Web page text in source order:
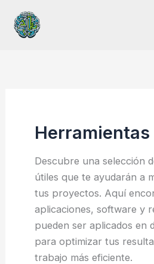
contenido
Herramientas
Descubre una selección
útiles que te ayudarán a
tus proyectos. Aquí
aplicaciones, software y
pueden ser aplicados en
para optimizar tus
trabajo más eficiente.